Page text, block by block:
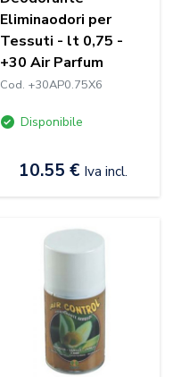
Eliminaodori per
Tessuti - lt 0,75 -
+30 Air Parfum
Cod. +30AP0.75X6
Disponibile
10.55 € Iva incl.